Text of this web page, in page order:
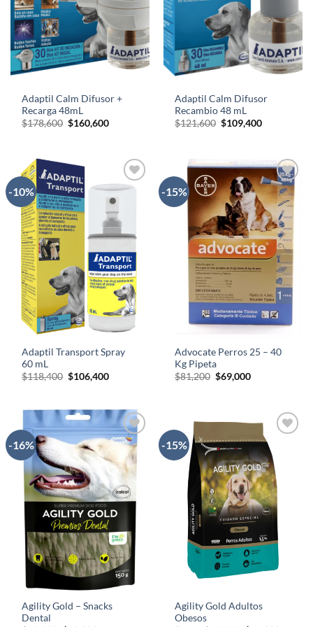
Adaptil Calm Difusor +
Recarga 48mL
$178,600 El
precio
$160,600El
$160,600.
Adaptil Calm Difusor
Recambio 48 mL
$121,600 El
precio
$109,400El
$109,400.
-10%
AÑADIR
A LA
LISTA
DE
DESEOS
Adaptil Transport Spray
60 mL
$118,400 El
precio
$118,400.
$106,400El
$106,400.
-15%
AÑADIR
A LA
LISTA
DE
DESEOS
Advocate Perros 25 – 40
Kg Pipeta
$81,200 El
precio
$69,000El
$69,000.
-16%
AÑADIR
A LA
LISTA
DESEOS
Agility Gold – Snacks
Dental
-15%
AÑADIR
A LA
LISTA
DE
DESEOS
Agility Gold Adultos
Obesos